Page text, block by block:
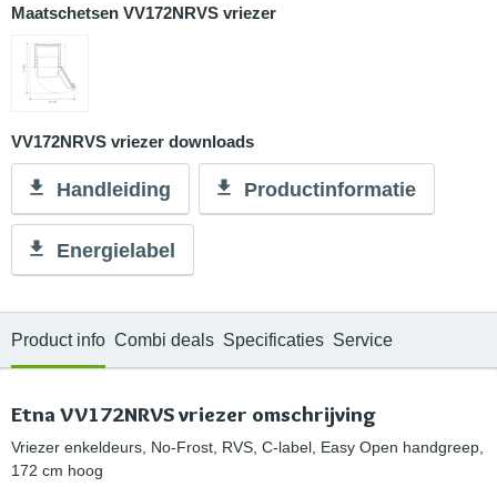
Maatschetsen VV172NRVS vriezer
VV172NRVS vriezer downloads
Handleiding Productinformatie
Energielabel
Product info Combi deals Specificaties Service
Etna VV172NRVS vriezer omschrijving
Vriezer enkeldeurs, No-Frost, RVS, C-label, Easy Open handgreep,
172 cm hoog